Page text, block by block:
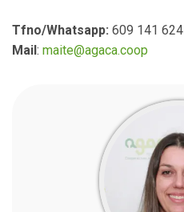
Tfno/Whatsapp: 609 141 624
Mail: maite@agaca.coop